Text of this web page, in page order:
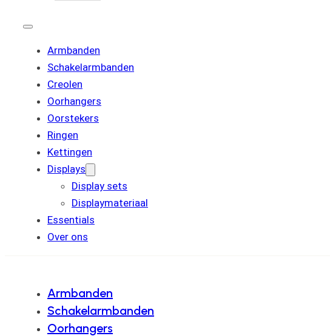
Armbanden
Schakelarmbanden
Creolen
Oorhangers
Oorstekers
Ringen
Kettingen
Displays
Display sets
Displaymateriaal
Essentials
Over ons
Armbanden
Schakelarmbanden
Oorhangers